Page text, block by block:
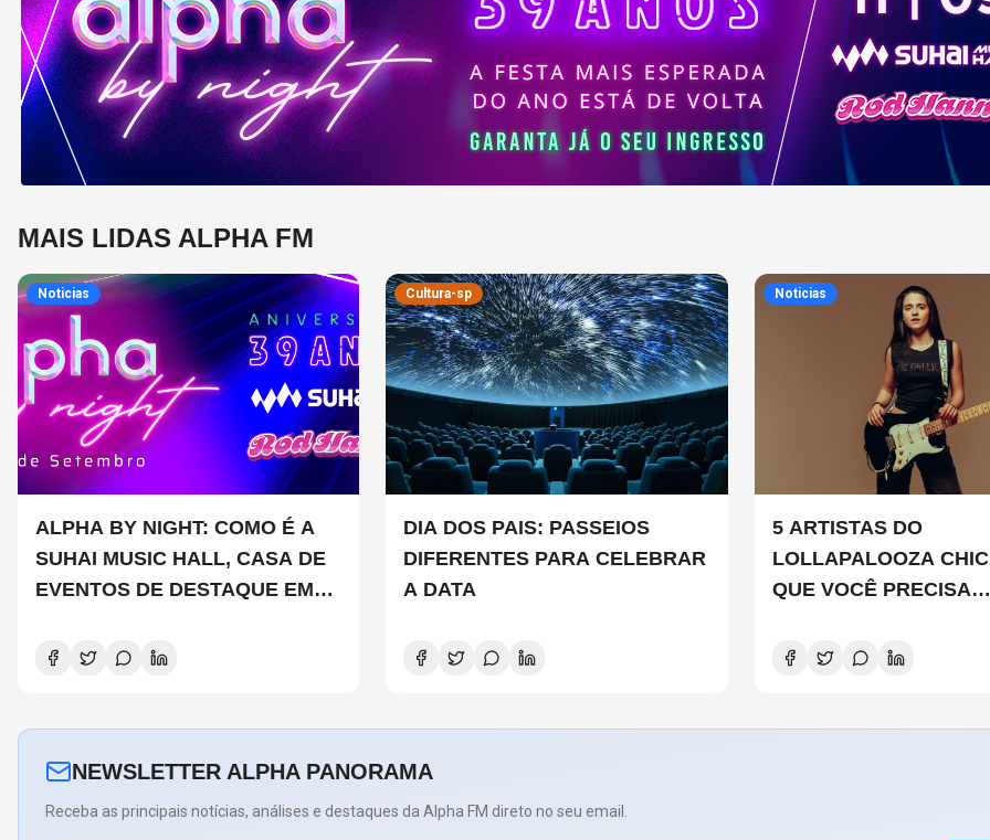
MAIS LIDAS ALPHA FM
Noticias
ALPHA BY NIGHT: COMO É A
SUHAI MUSIC HALL, CASA DE
EVENTOS DE DESTAQUE EM
Cultura-sp
DIA DOS PAIS: PASSEIOS
DIFERENTES PARA CELEBRAR
A DATA
Noticias
5 ARTISTAS DO
LOLLAPALOOZA
QUE VOCÊ PRECISA
NEWSLETTER ALPHA PANORAMA
Receba as principais notícias, análises e destaques da Alpha FM direto no seu email.